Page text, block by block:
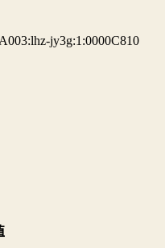
jy3g:1:0000C810